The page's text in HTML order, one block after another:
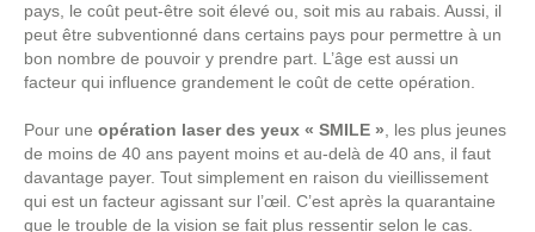
pays, le coût peut-être soit élevé ou, soit mis au rabais. Aussi, il
peut être subventionné dans certains pays pour permettre à un
bon nombre de pouvoir y prendre part. L’âge est aussi un
facteur qui influence grandement le coût de cette opération.
Pour une opération laser des yeux « SMILE » , les plus jeunes
de moins de 40 ans payent moins et au-delà de 40 ans, il faut
davantage payer. Tout simplement en raison du vieillissement
qui est un facteur agissant sur l’œil. C’est après la quarantaine
que le trouble de la vision se fait plus ressentir selon le cas.